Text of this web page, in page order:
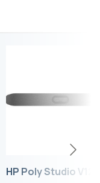
HP Poly Studio V12